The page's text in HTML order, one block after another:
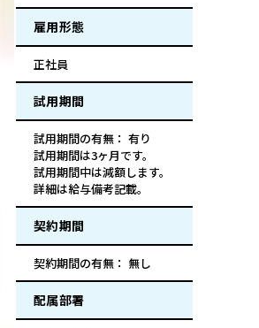
雇用形態
正社員
試用期間
試用期間の有無： 有り
試用期間は3ヶ月です。
試用期間中は減額します。
詳細は給与備考記載。
契約期間
契約期間の有無： 無し
配属部署